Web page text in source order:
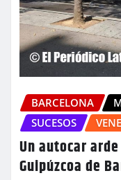
BARCELONA
SUCESOS
Un autocar
Guipúzcoa de